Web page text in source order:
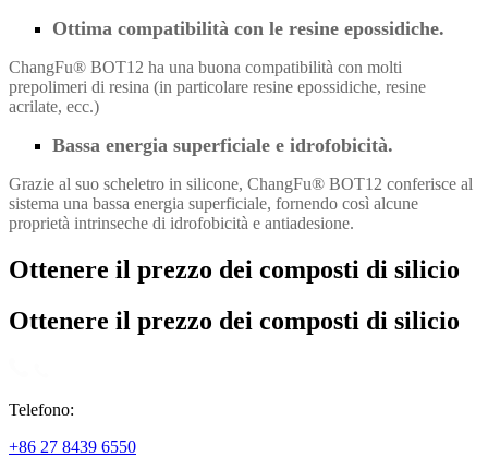
Ottima compatibilità con le resine epossidiche.
ChangFu® BOT12 ha una buona compatibilità con molti
prepolimeri di resina (in particolare resine epossidiche, resine
acrilate, ecc.)
Bassa energia superficiale e idrofobicità.
Grazie al suo scheletro in silicone, ChangFu® BOT12 conferisce al
sistema una bassa energia superficiale, fornendo così alcune
proprietà intrinseche di idrofobicità e antiadesione.
Ottenere il prezzo dei composti di silicio
Ottenere il prezzo dei composti di silicio
Telefono:
+86 27 8439 6550